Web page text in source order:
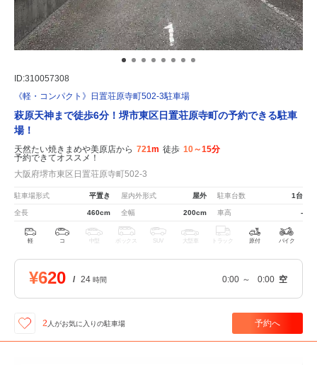
ID:310057308
《軽・コンパクト》日置荘原寺町502-3駐車場
萩原天神まで徒歩6分！堺市東区日置荘原寺町の予約できる駐車
場！
天然たい焼きまめや美原店から 721m 徒歩 10～15分
予約できてオススメ！
大阪府堺市東区日置荘原寺町502-3
駐車場形式 平置き 屋内外形式 屋外 駐車台数 1台
全長 460cm 全幅 200cm 車高 -
軽 コ 中型 ボックス SUV 大型車 トラック 原付 バイク
¥620 / 24 時間 0:00 ～ 0:00 空
2 人がお気に入りの駐車場 予約へ